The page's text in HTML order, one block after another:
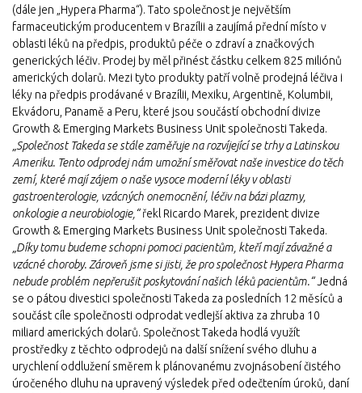
(dále jen „Hypera Pharma“). Tato společnost je největším
farmaceutickým producentem v Brazílii a zaujímá přední místo v
oblasti léků na předpis, produktů péče o zdraví a značkových
generických léčiv. Prodej by měl přinést částku celkem 825 miliónů
amerických dolarů. Mezi tyto produkty patří volně prodejná léčiva i
léky na předpis prodávané v Brazílii, Mexiku, Argentině, Kolumbii,
Ekvádoru, Panamě a Peru, které jsou součástí obchodní divize
Growth & Emerging Markets Business Unit společnosti Takeda.
„Společnost Takeda se stále zaměřuje na rozvíjející se trhy a Latinskou
Ameriku. Tento odprodej nám umožní směřovat naše investice do těch
zemí, které mají zájem o naše vysoce moderní léky v oblasti
gastroenterologie, vzácných onemocnění, léčiv na bázi plazmy,
onkologie a neurobiologie,“řekl Ricardo Marek, prezident divize
Growth & Emerging Markets Business Unit společnosti Takeda.
„Díky tomu budeme schopni pomoci pacientům, kteří mají závažné a
vzácné choroby. Zároveň jsme si jisti, že pro společnost Hypera Pharma
nebude problém nepřerušit poskytování našich léků pacientům.“Jedná
se o pátou divestici společnosti Takeda za posledních 12 měsíců a
součást cíle společnosti odprodat vedlejší aktiva za zhruba 10
miliard amerických dolarů. Společnost Takeda hodlá využít
prostředky z těchto odprodejů na další snížení svého dluhu a
urychlení oddlužení směrem k plánovanému zvojnásobení čistého
úročeného dluhu na upravený výsledek před odečtením úroků, daní